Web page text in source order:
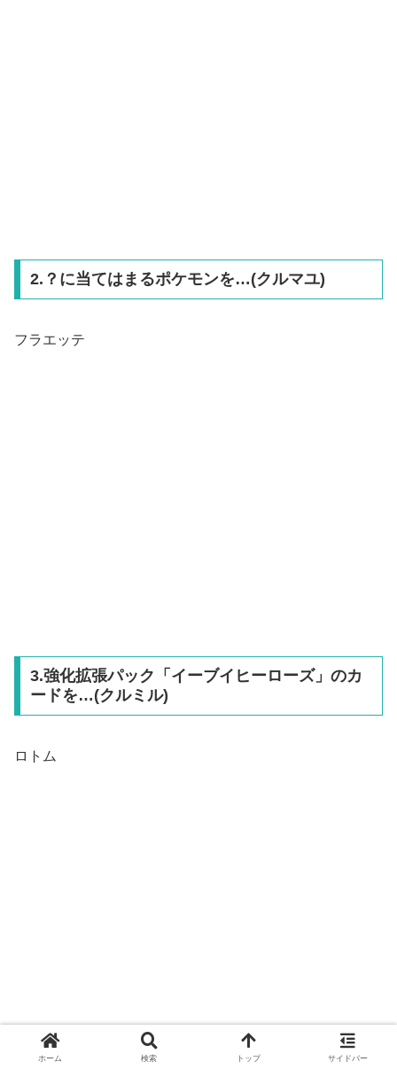
2.？に当てはまるポケモンを…(クルマユ)
フラエッテ
3.強化拡張パック「イーブイヒーローズ」のカ
ードを…(クルミル)
ロトム
ホーム 検索 トップ サイドバー